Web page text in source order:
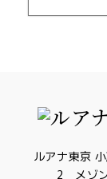
ルアナ東京
2 メゾン